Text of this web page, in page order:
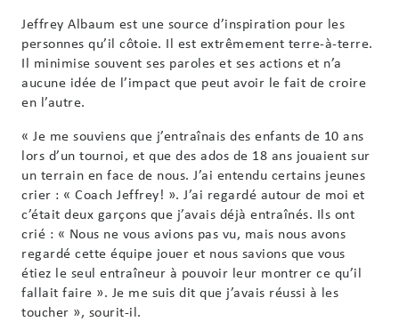
Jeffrey Albaum est une source d’inspiration pour les
personnes qu’il côtoie. Il est extrêmement terre-à-terre.
Il minimise souvent ses paroles et ses actions et n’a
aucune idée de l’impact que peut avoir le fait de croire
en l’autre.
« Je me souviens que j’entraînais des enfants de 10 ans
lors d’un tournoi, et que des ados de 18 ans jouaient sur
un terrain en face de nous. J’ai entendu certains jeunes
crier : « Coach Jeffrey! ». J’ai regardé autour de moi et
c’était deux garçons que j’avais déjà entraînés. Ils ont
crié : « Nous ne vous avions pas vu, mais nous avons
regardé cette équipe jouer et nous savions que vous
étiez le seul entraîneur à pouvoir leur montrer ce qu’il
fallait faire ». Je me suis dit que j’avais réussi à les
toucher », sourit-il.